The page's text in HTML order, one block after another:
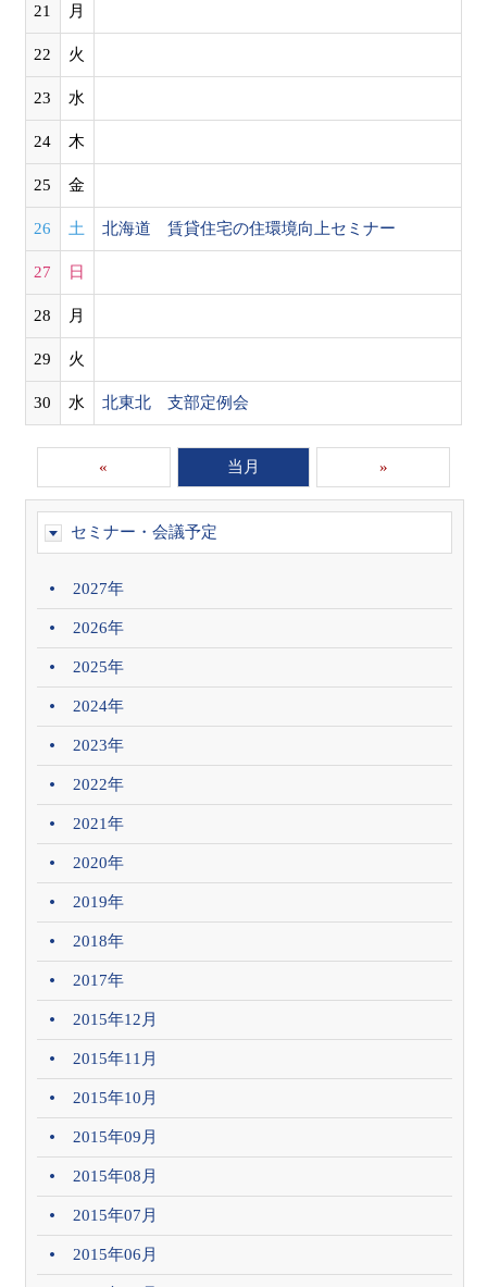
21 月
22 火
23 水
24 木
25 金
26 土 北海道 賃貸住宅の住環境向上セミナー
27 日
28 月
29 火
30 水 北東北 支部定例会
« 当月 »
セミナー・会議予定
2027年
2026年
2025年
2024年
2023年
2022年
2021年
2020年
2019年
2018年
2017年
2015年12月
2015年11月
2015年10月
2015年09月
2015年08月
2015年07月
2015年06月